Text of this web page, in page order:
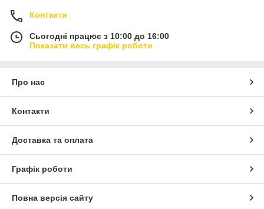
Контакти
Сьогодні працює з 10:00 до 16:00
Показати весь графік роботи
Про нас
Контакти
Доставка та оплата
Графік роботи
Повна версія сайту